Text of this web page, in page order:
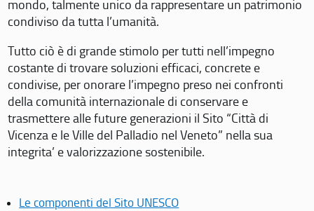
mondo, talmente unico da rappresentare un patrimonio
condiviso da tutta l’umanità.
Tutto ciò è di grande stimolo per tutti nell’impegno
costante di trovare soluzioni efficaci, concrete e
condivise, per onorare l’impegno preso nei confronti
della comunità internazionale di conservare e
trasmettere alle future generazioni il Sito “Città di
Vicenza e le Ville del Palladio nel Veneto” nella sua
integrita’ e valorizzazione sostenibile.
Le componenti del Sito UNESCO